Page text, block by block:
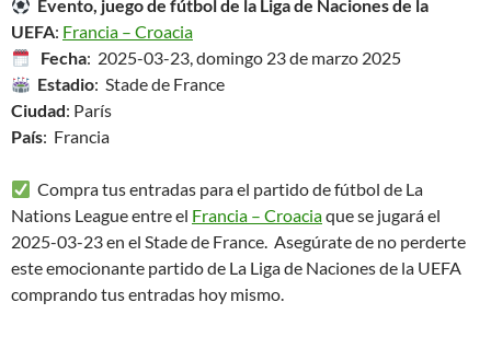
Evento, juego de fútbol de la Liga de Naciones de la
UEFA: Francia – Croacia
Fecha: 2025-03-23, domingo 23 de marzo 2025
Estadio: Stade de France
Ciudad: París
País: Francia
Compra tus entradas para el partido de fútbol de La
Nations League entre el Francia – Croaciaque se jugará el
2025-03-23 en el Stade de France. Asegúrate de no perderte
este emocionante partido de La Liga de Naciones de la UEFA
comprando tus entradas hoy mismo.